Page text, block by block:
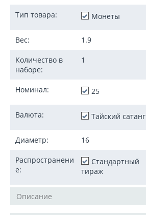
Тип товара: Монеты
Вес: 1.9
Количество в
наборе:
1
Номинал: 25
Валюта: Тайский сатанг
Диаметр: 16
Распространени
е:
Стандартный
тираж
Описание